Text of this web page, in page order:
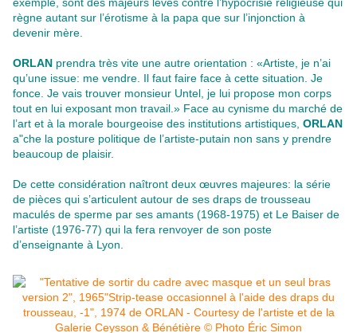
règne autant sur l’érotisme à la papa que sur l’injonction à
devenir mère.
ORLAN prendra très vite une autre orientation : «Artiste, je n’ai
qu’une issue: me vendre. Il faut faire face à cette situation. Je
fonce. Je vais trouver monsieur Untel, je lui propose mon corps
tout en lui exposant mon travail.» Face au cynisme du marché de
l’art et à la morale bourgeoise des institutions artistiques, ORLAN
a"che la posture politique de l’artiste-putain non sans y prendre
beaucoup de plaisir.
De cette considération naîtront deux œuvres majeures: la série
de pièces qui s’articulent autour de ses draps de trousseau
maculés de sperme par ses amants (1968-1975) et Le Baiser de
l’artiste (1976-77) qui la fera renvoyer de son poste
d’enseignante à Lyon.